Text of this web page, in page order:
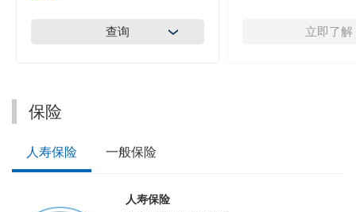
查询 立即了解
保险
人寿保险 一般保险
人寿保险